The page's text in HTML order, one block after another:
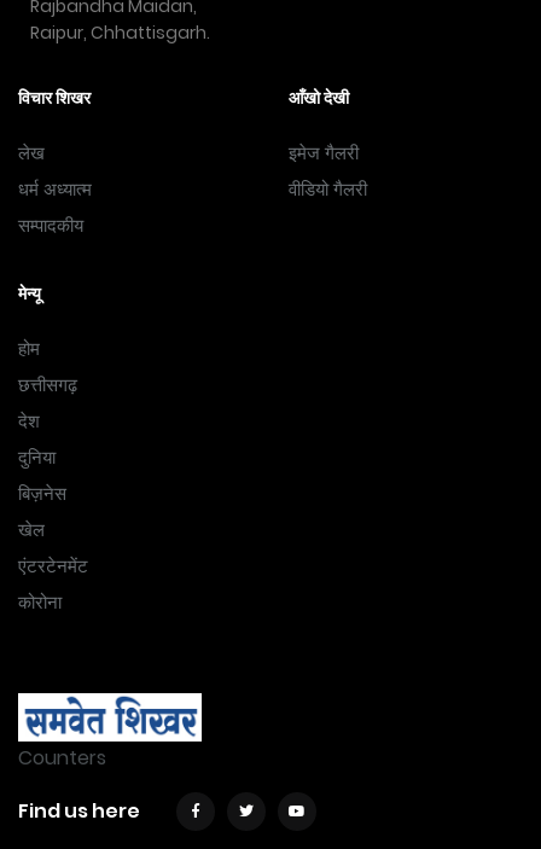
Rajbandha Maidan,
Raipur, Chhattisgarh.
विचार शिखर
लेख
धर्म अध्यात्म
सम्पादकीय
आँखो देखी
इमेज गैलरी
वीडियो गैलरी
मेन्यू
होम
छत्तीसगढ़
देश
दुनिया
बिज़नेस
खेल
एंटरटेनमेंट
कोरोना
Counters
Find us here